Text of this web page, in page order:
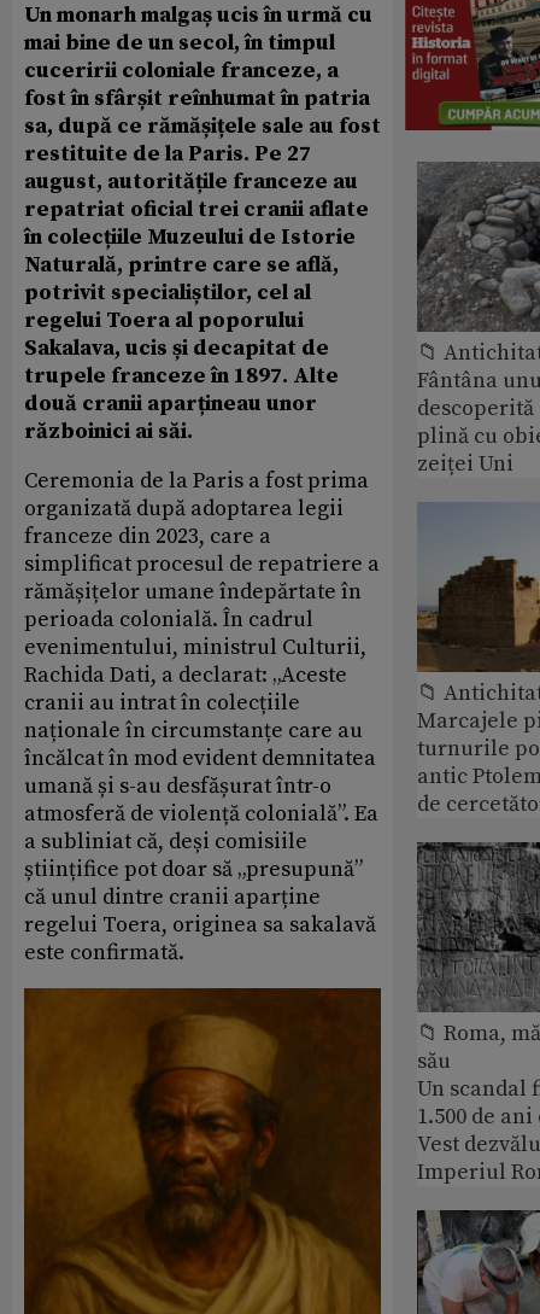
Un monarh malgaș ucis în urmă cu
mai bine de un secol, în timpul
cuceririi coloniale franceze, a
fost în sfârșit reînhumat în patria
sa, după ce rămășițele sale au fost
restituite de la Paris. Pe 27
august, autoritățile franceze au
repatriat oficial trei cranii aflate
în colecțiile Muzeului de Istorie
Naturală, printre care se află,
potrivit specialiștilor, cel al
regelui Toera al poporului
Sakalava, ucis și decapitat de
trupele franceze în 1897. Alte
două cranii aparțineau unor
războinici ai săi.
Ceremonia de la Paris a fost prima
organizată după adoptarea legii
franceze din 2023, care a
simplificat procesul de repatriere a
rămășițelor umane îndepărtate în
perioada colonială. În cadrul
evenimentului, ministrul Culturii,
Rachida Dati, a declarat: „Aceste
cranii au intrat în colecțiile
naționale în circumstanțe care au
încălcat în mod evident demnitatea
umană și s-au desfășurat într-o
atmosferă de violență colonială”. Ea
a subliniat că, deși comisiile
științifice pot doar să „presupună”
că unul dintre cranii aparține
regelui Toera, originea sa sakalavă
este confirmată.
📁
Fântâna
plină cu
zeiței Uni
📁
Marcajele
turnurile
antic
de
📁 Roma,
său
Un scandal
1.500 de
Vest
Imperiul